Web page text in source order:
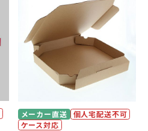
メーカー直送
個人宅配送不可
ケース対応